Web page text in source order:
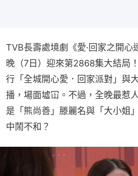
TVB長壽處境劇《愛·回家之開心
晚（7日）迎來第2868集大結局
行「全城開心愛．回家派對」與
播，場面墟冚。不過，全晚最惹
是「熊尚善」滕麗名與「大小姐
中鬧不和？